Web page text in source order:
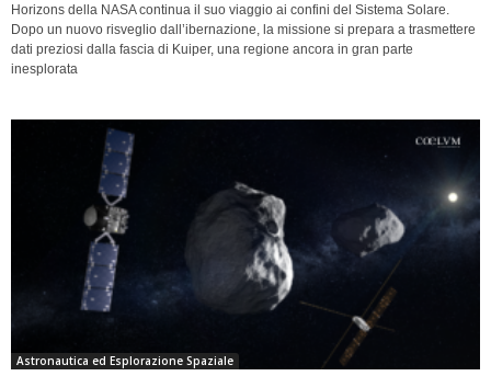
Horizons della NASA continua il suo viaggio ai confini del Sistema Solare.
Dopo un nuovo risveglio dall’ibernazione, la missione si prepara a trasmettere
dati preziosi dalla fascia di Kuiper, una regione ancora in gran parte
inesplorata
Astronautica ed Esplorazione Spaziale